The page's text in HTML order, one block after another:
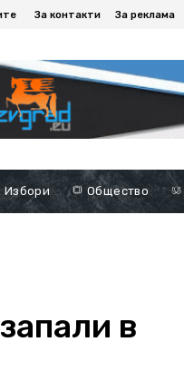
За контакти За реклама
Избори Общество
в